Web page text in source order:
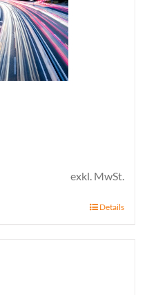
exkl. MwSt.
Details